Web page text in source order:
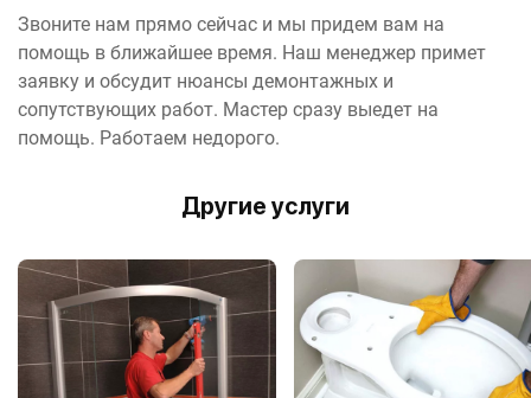
Звоните нам прямо сейчас и мы придем вам на
помощь в ближайшее время. Наш менеджер примет
заявку и обсудит нюансы демонтажных и
сопутствующих работ. Мастер сразу выедет на
помощь. Работаем недорого.
Другие услуги